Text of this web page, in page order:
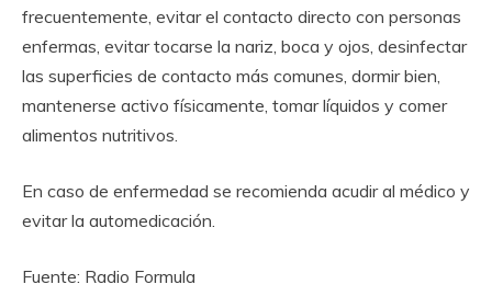
frecuentemente, evitar el contacto directo con personas
enfermas, evitar tocarse la nariz, boca y ojos, desinfectar
las superficies de contacto más comunes, dormir bien,
mantenerse activo físicamente, tomar líquidos y comer
alimentos nutritivos.
En caso de enfermedad se recomienda acudir al médico y
evitar la automedicación.
Fuente: Radio Formula